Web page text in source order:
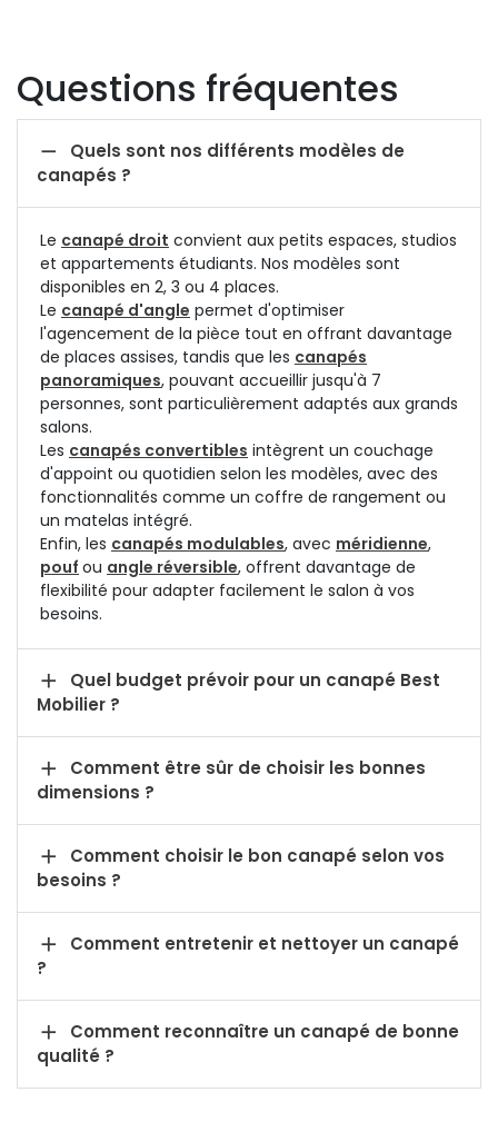
Questions fréquentes

canapés ?
Le canapé droit convient aux petits espaces, studios
et appartements étudiants. Nos modèles sont
disponibles en 2, 3 ou 4 places.
Le canapé d'angle permet d'optimiser
l'agencement de la pièce tout en offrant davantage
de places assises, tandis que les canapés
panoramiques, pouvant accueillir jusqu'à 7
personnes, sont particulièrement adaptés aux grands
salons.
Les canapés convertibles intègrent un couchage
d'appoint ou quotidien selon les modèles, avec des
fonctionnalités comme un coffre de rangement ou
un matelas intégré.
Enfin, les canapés modulables, avec méridienne,
pouf ou angle réversible, offrent davantage de
flexibilité pour adapter facilement le salon à vos
besoins.

Quel budget prévoir pour un canapé Best
Mobilier ?

Comment être sûr de choisir les bonnes
dimensions ?

Comment choisir le bon canapé selon vos
besoins ?

Comment entretenir et nettoyer un canapé
?

Comment reconnaître un canapé de bonne
qualité ?